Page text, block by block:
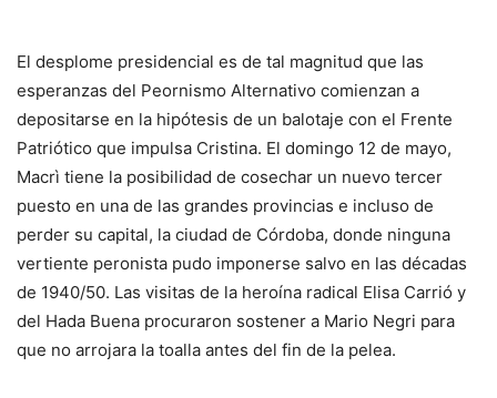
El desplome presidencial es de tal magnitud que las
esperanzas del Peornismo Alternativo comienzan a
depositarse en la hipótesis de un balotaje con el Frente
Patriótico que impulsa Cristina. El domingo 12 de mayo,
Macrì tiene la posibilidad de cosechar un nuevo tercer
puesto en una de las grandes provincias e incluso de
perder su capital, la ciudad de Córdoba, donde ninguna
vertiente peronista pudo imponerse salvo en las décadas
de 1940/50. Las visitas de la heroína radical Elisa Carrió y
del Hada Buena procuraron sostener a Mario Negri para
que no arrojara la toalla antes del fin de la pelea.